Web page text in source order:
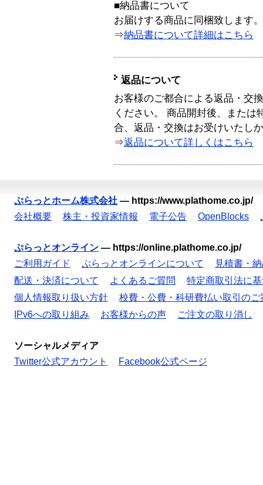
■納品書について
お届けする商品に同梱致します。
⇒納品書について詳細はこちら
返品について
お客様のご都合による返品・交
ください。 商品開封後、または
合、返品・交換はお受けいたし
⇒返品について詳しくはこちら
ぷらっとホーム株式会社 — https://www.plathome.co.jp/
会社概要
株主・投資家情報 電子公告 OpenBlocks
ぷらっとオンライン — https://online.plathome.co.jp/
ご利用ガイド
ぷらっとオンラインについて
見積書・
配送・決済について
よくあるご質問
特定商取引法に
個人情報取り扱い方針
校費・公費・科研費払い取引のご
IPv6への取り組み
お客様からの声 ご注文の取り消し
ソーシャルメディア
Twitter公式アカウント
Facebook公式ページ